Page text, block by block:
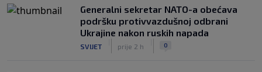
Generalni sekretar NATO-a obećava
podršku protivvazdušnoj odbrani
Ukrajine nakon ruskih napada
SVIJET prije 2 h 0